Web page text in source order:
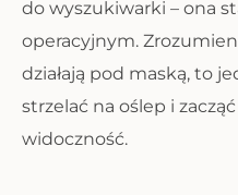
do wyszukiwarki – ona
operacyjnym.
działają pod maską, to
strzelać na oślep i
widoczność.